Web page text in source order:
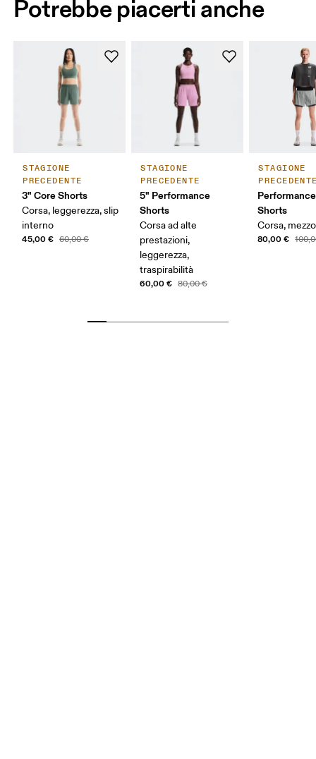
Potrebbe piacerti anche
STAGIONE
PRECEDENTE
3" Core Shorts
Corsa, leggerezza, slip
interno
45,00 € 60,00 €
STAGIONE
PRECEDENTE
5" Performance
Shorts
Corsa ad alte
prestazioni,
leggerezza,
traspirabilità
60,00 € 80,00 €
STAGIONE
Shorts
Corsa,
80,00 €